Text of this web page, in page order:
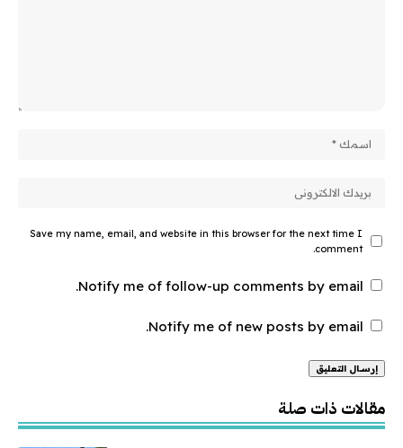
Save my name, email, and website in this browser for the next time I
comment.
Notify me of follow-up comments by email.
Notify me of new posts by email.
مقالات ذات صلة